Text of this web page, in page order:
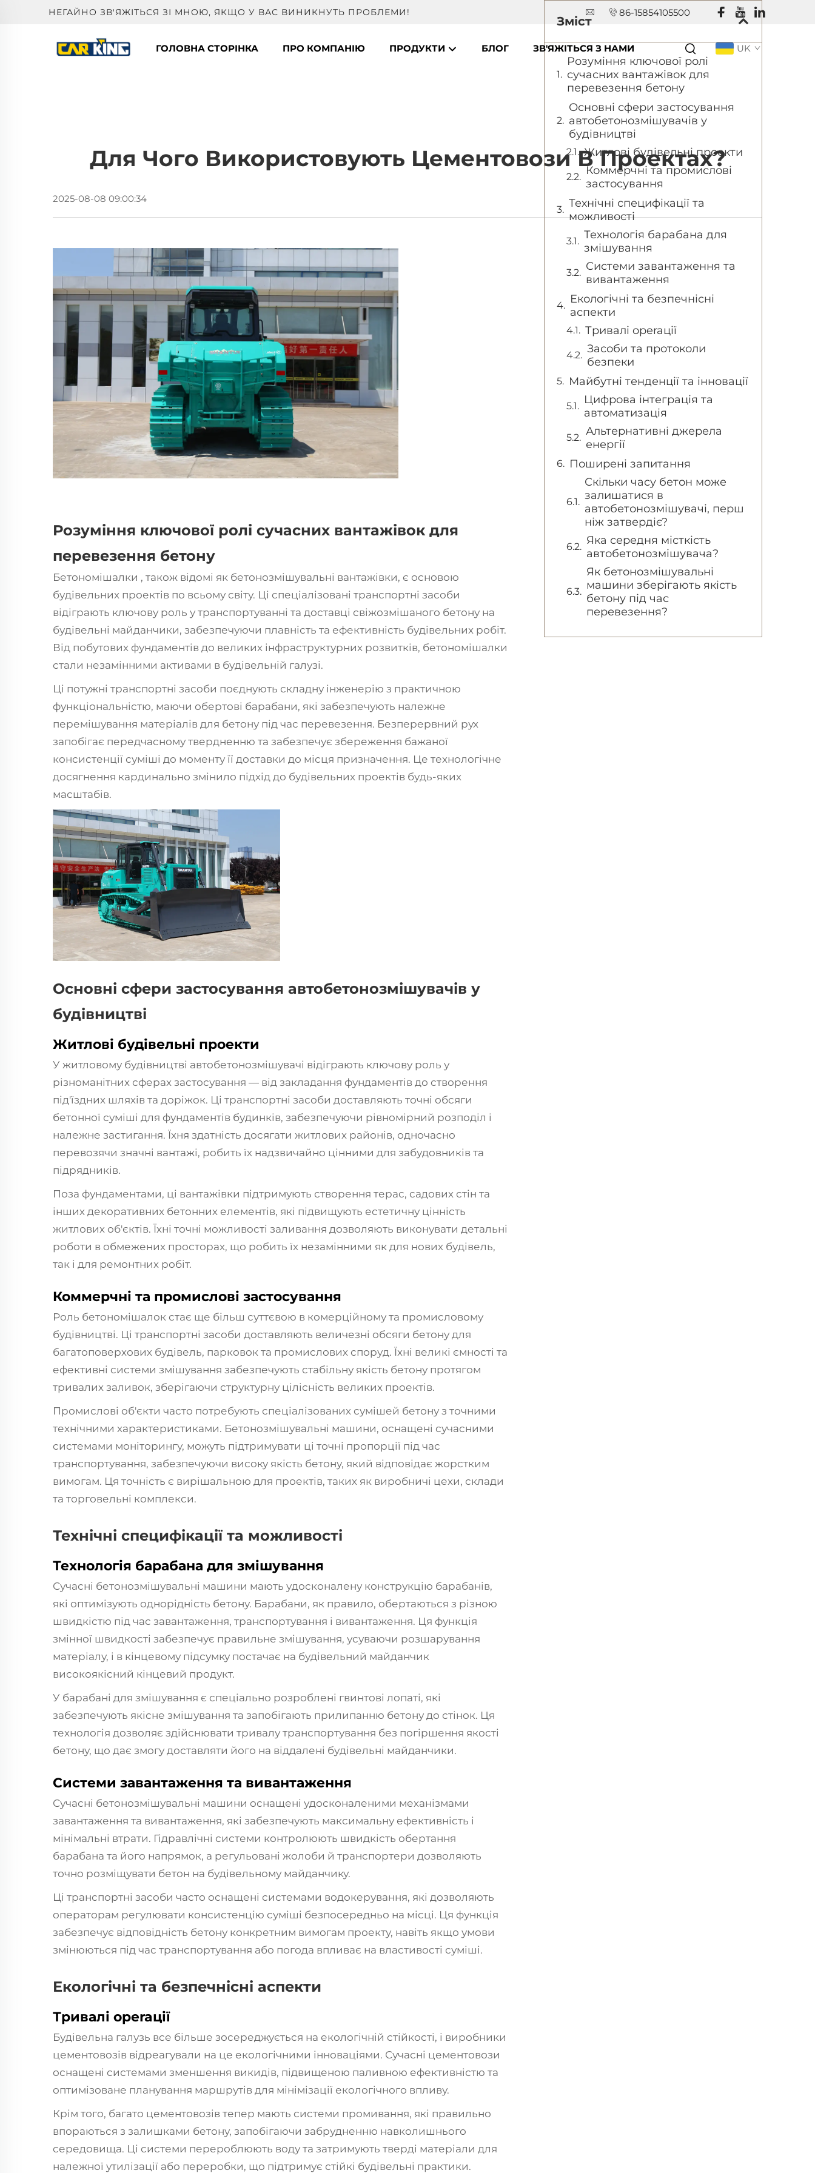
НЕГАЙНО ЗВ'ЯЖІТЬСЯ ЗІ МНОЮ, ЯКЩО У ВАС ВИНИКНУТЬ ПРОБЛЕМИ! 86-15854105500
ГОЛОВНА СТОРІНКА ПРО КОМПАНІЮ ПРОДУКТИ БЛОГ ЗВ'ЯЖІТЬСЯ З НАМИ UK
Для Чого Використовують Цементовози В Проектах?
2025-08-08 09:00:34
Розуміння ключової ролі сучасних вантажівок для
перевезення бетону
Бетономішалки , також відомі як бетонозмішувальні вантажівки, є основою
будівельних проектів по всьому світу. Ці спеціалізовані транспортні засоби
відіграють ключову роль у транспортуванні та доставці свіжозмішаного бетону на
будівельні майданчики, забезпечуючи плавність та ефективність будівельних робіт.
Від побутових фундаментів до великих інфраструктурних розвитків, бетономішалки
стали незамінними активами в будівельній галузі.
Ці потужні транспортні засоби поєднують складну інженерію з практичною
функціональністю, маючи обертові барабани, які забезпечують належне
перемішування матеріалів для бетону під час перевезення. Безперервний рух
запобігає передчасному твердненню та забезпечує збереження бажаної
консистенції суміші до моменту її доставки до місця призначення. Це технологічне
досягнення кардинально змінило підхід до будівельних проектів будь-яких
масштабів.
Основні сфери застосування автобетонозмішувачів у
будівництві
Житлові будівельні проекти
У житловому будівництві автобетонозмішувачі відіграють ключову роль у
різноманітних сферах застосування — від закладання фундаментів до створення
під'їздних шляхів та доріжок. Ці транспортні засоби доставляють точні обсяги
бетонної суміші для фундаментів будинків, забезпечуючи рівномірний розподіл і
належне застигання. Їхня здатність досягати житлових районів, одночасно
перевозячи значні вантажі, робить їх надзвичайно цінними для забудовників та
підрядників.
Поза фундаментами, ці вантажівки підтримують створення терас, садових стін та
інших декоративних бетонних елементів, які підвищують естетичну цінність
житлових об'єктів. Їхні точні можливості заливання дозволяють виконувати детальні
роботи в обмежених просторах, що робить їх незамінними як для нових будівель,
так і для ремонтних робіт.
Коммерчні та промислові застосування
Роль бетономішалок стає ще більш суттєвою в комерційному та промисловому
будівництві. Ці транспортні засоби доставляють величезні обсяги бетону для
багатоповерхових будівель, парковок та промислових споруд. Їхні великі ємності та
ефективні системи змішування забезпечують стабільну якість бетону протягом
тривалих заливок, зберігаючи структурну цілісність великих проектів.
Промислові об'єкти часто потребують спеціалізованих сумішей бетону з точними
технічними характеристиками. Бетонозмішувальні машини, оснащені сучасними
системами моніторингу, можуть підтримувати ці точні пропорції під час
транспортування, забезпечуючи високу якість бетону, який відповідає жорстким
вимогам. Ця точність є вирішальною для проектів, таких як виробничі цехи, склади
та торговельні комплекси.
Технічні специфікації та можливості
Технологія барабана для змішування
Сучасні бетонозмішувальні машини мають удосконалену конструкцію барабанів,
які оптимізують однорідність бетону. Барабани, як правило, обертаються з різною
швидкістю під час завантаження, транспортування і вивантаження. Ця функція
змінної швидкості забезпечує правильне змішування, усуваючи розшарування
матеріалу, і в кінцевому підсумку постачає на будівельний майданчик
високоякісний кінцевий продукт.
У барабані для змішування є спеціально розроблені гвинтові лопаті, які
забезпечують якісне змішування та запобігають прилипанню бетону до стінок. Ця
технологія дозволяє здійснювати тривалу транспортування без погіршення якості
бетону, що дає змогу доставляти його на віддалені будівельні майданчики.
Системи завантаження та вивантаження
Сучасні бетонозмішувальні машини оснащені удосконаленими механізмами
завантаження та вивантаження, які забезпечують максимальну ефективність і
мінімальні втрати. Гідравлічні системи контролюють швидкість обертання
барабана та його напрямок, а регульовані жолоби й транспортери дозволяють
точно розміщувати бетон на будівельному майданчику.
Ці транспортні засоби часто оснащені системами водокерування, які дозволяють
операторам регулювати консистенцію суміші безпосередньо на місці. Ця функція
забезпечує відповідність бетону конкретним вимогам проекту, навіть якщо умови
змінюються під час транспортування або погода впливає на властивості суміші.
Екологічні та безпечнісні аспекти
Тривалі operaції
Будівельна галузь все більше зосереджується на екологічній стійкості, і виробники
цементовозів відреагували на це екологічними інноваціями. Сучасні цементовози
оснащені системами зменшення викидів, підвищеною паливною ефективністю та
оптимізоване планування маршрутів для мінімізації екологічного впливу.
Крім того, багато цементовозів тепер мають системи промивання, які правильно
впораються з залишками бетону, запобігаючи забрудненню навколишнього
середовища. Ці системи перероблюють воду та затримують тверді матеріали для
належної утилізації або переробки, що підтримує стійкі будівельні практики.
Зміст
Розуміння ключової ролі
сучасних вантажівок для
перевезення бетону
Основні сфери застосування
автобетонозмішувачів у
будівництві
Житлові будівельні проекти
Коммерчні та промислові
застосування
Технічні специфікації та
можливості
Технологія барабана для
змішування
Системи завантаження та
вивантаження
Екологічні та безпечнісні
аспекти
Тривалі operaції
Засоби та протоколи
безпеки
Майбутні тенденції та інновації
Цифрова інтеграція та
автоматизація
Альтернативні джерела
енергії
Поширені запитання
Скільки часу бетон може
залишатися в
автобетонозмішувачі, перш
ніж затвердіє?
Яка середня місткість
автобетонозмішувача?
Як бетонозмішувальні
машини зберігають якість
бетону під час
перевезення?